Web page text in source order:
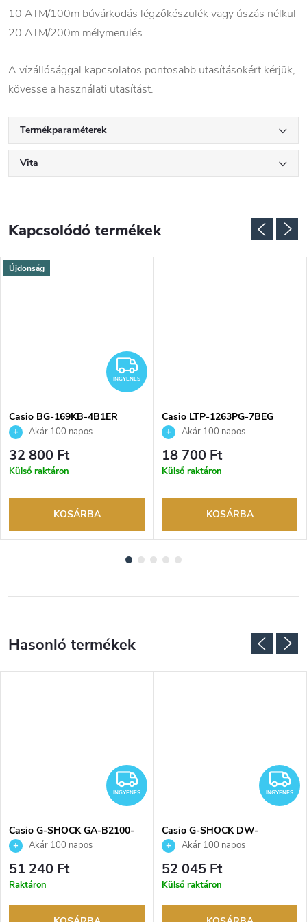
10 ATM/100m búvárkodás légzőkészülék vagy úszás nélkül
20 ATM/200m mélymerülés
A vízállósággal kapcsolatos pontosabb utasításokért kérjük,
kövesse a használati utasítást.
Termékparaméterek
Vita
Kapcsolódó termékek
Újdonság
INGYENES
INGYENES
Casio BG-169KB-4B1ER
karóraAkár 100 napos
visszaküldési lehetőség. Hivatalos
márkakereskedő.
32 800 Ft
Külső raktáron
KOSÁRBA
Casio LTP-1263PG-7BEG
karóraAkár 100 napos
visszaküldési lehetőség. Hivatalos
márkakereskedő.
18 700 Ft
Külső raktáron
KOSÁRBA
INGYENES
INGYENES
Casio G-SHOCK GA-B2100-
1AER karóra
Akár 100 napos
visszaküldési lehetőség. Hivatalos
márkakereskedő.
51 240 Ft
Raktáron
INGYENES
Casio G-SHOCK DW-
5600MNC-1ER karóra
Akár 100 napos
visszaküldési lehetőség. Hivatalos
márkakereskedő.
52 045 Ft
Külső raktáron